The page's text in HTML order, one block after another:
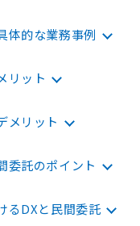
体的な業務事例
リット
メリット
委託のポイント
るDXと民間委託